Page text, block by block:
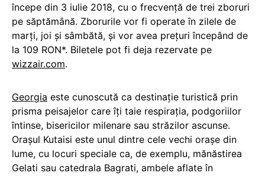
începe din 3 iulie 2018, cu o frecvență de trei zboruri
pe săptămână. Zborurile vor fi operate în zilele de
marți, joi și sâmbătă, și vor avea prețuri începând de
la 109 RON*. Biletele pot fi deja rezervate pe
wizzair.com.
Georgia este cunoscută ca destinație turistică prin
prisma peisajelor care îți taie respirația, podgoriilor
întinse, bisericilor milenare sau străzilor ascunse.
Orașul Kutaisi este unul dintre cele vechi orașe din
lume, cu locuri speciale ca, de exemplu, mănăstirea
Gelati sau catedrala Bagrati, ambele aflate în